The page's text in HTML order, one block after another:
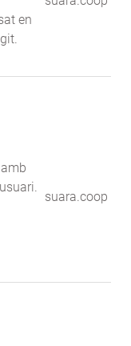
en
suara.coop